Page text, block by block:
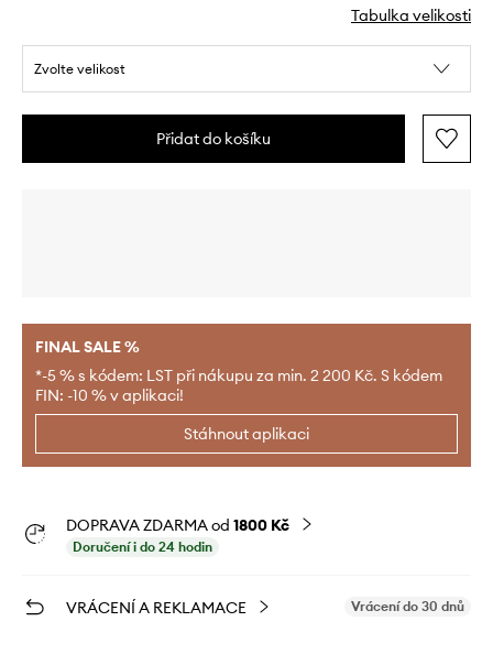
Tabulka velikosti
Zvolte velikost
Přidat do košíku
FINAL SALE %
*-5 % s kódem: LST při nákupu za min. 2 200 Kč. S kódem
FIN: -10 % v aplikaci!
Stáhnout aplikaci
DOPRAVA ZDARMA od 1800 Kč
Doručení i do 24 hodin
VRÁCENÍ A REKLAMACE Vrácení do 30 dnů